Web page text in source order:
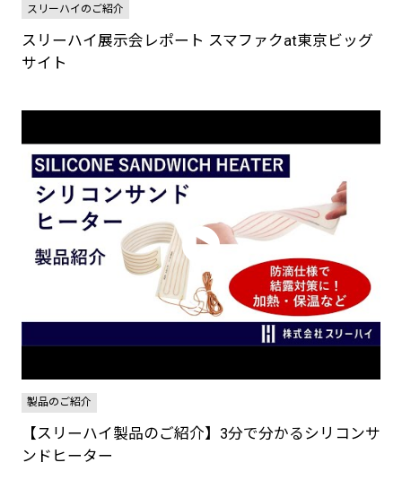
スリーハイのご紹介
スリーハイ展示会レポート スマファクat東京ビッグ
サイト
製品のご紹介
【スリーハイ製品のご紹介】3分で分かるシリコンサ
ンドヒーター